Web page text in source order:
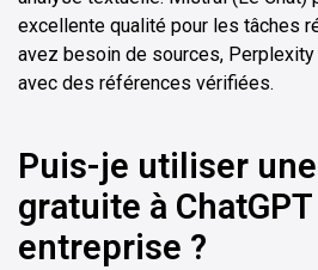
excellente qualité pour les tâches
avez besoin de sources,
avec des références vérifiées.
Puis-je utiliser
gratuite à
entreprise ?